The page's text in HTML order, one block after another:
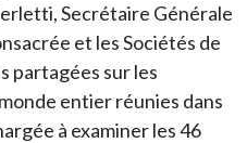
Secrétaire Générale
et les Sociétés de
partagées sur les
entier réunies dans
à examiner les 46